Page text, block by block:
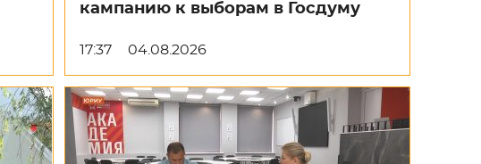
кампанию к выборам в Госдуму
17:37 04.08.2026